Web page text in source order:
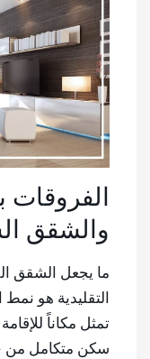
الفروقات
والشقق
ما يجعل الشقق
التقليدية هو
تمثل مكاناً
سكن متكامل من